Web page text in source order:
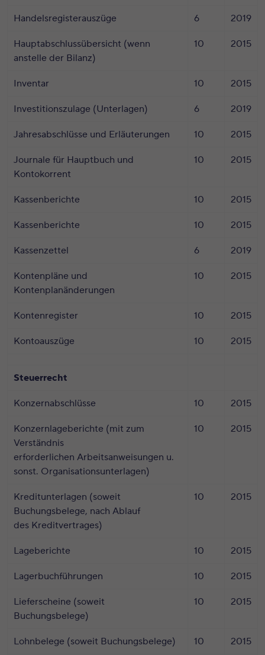
Handelsregisterauszüge 6 2019
Hauptabschlussübersicht (wenn
anstelle der Bilanz)
10 2015
Inventar 10 2015
Investitionszulage (Unterlagen) 6 2019
Jahresabschlüsse und Erläuterungen 10 2015
Journale für Hauptbuch und
Kontokorrent
10 2015
Kassenberichte 10 2015
Kassenberichte 10 2015
Kassenzettel 6 2019
Kontenpläne und
Kontenplanänderungen
10 2015
Kontenregister 10 2015
Kontoauszüge 10 2015
Steuerrecht
Konzernabschlüsse 10 2015
Konzernlageberichte (mit zum
Verständnis
erforderlichen Arbeitsanweisungen u.
sonst. Organisationsunterlagen)
10 2015
Kreditunterlagen (soweit
Buchungsbelege, nach Ablauf
des Kreditvertrages)
10 2015
Lageberichte 10 2015
Lagerbuchführungen 10 2015
Lieferscheine (soweit
Buchungsbelege)
10 2015
Lohnbelege (soweit Buchungsbelege) 10 2015